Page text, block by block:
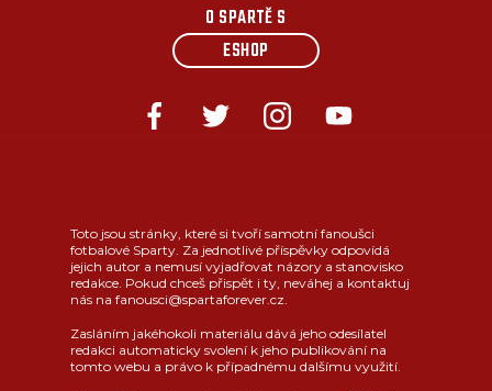
O SPARTĚ S
ESHOP
Toto jsou stránky, které si tvoří samotní fanoušci
fotbalové Sparty. Za jednotlivé příspěvky odpovídá
jejich autor a nemusí vyjadřovat názory a stanovisko
redakce. Pokud chceš přispět i ty, neváhej a kontaktuj
nás na fanousci@spartaforever.cz.
Zasláním jakéhokoli materiálu dává jeho odesílatel
redakci automaticky svolení k jeho publikování na
tomto webu a právo k případnému dalšímu využití.